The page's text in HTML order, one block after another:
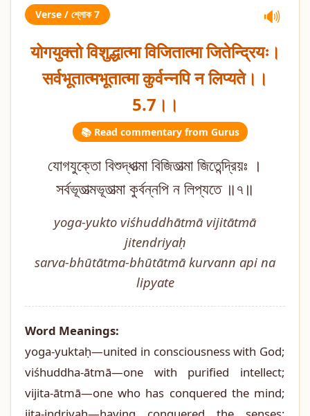
Verse / শ্লোক 7 🔊
योगयुक्तो विशुद्धात्मा विजितात्मा जितेन्द्रियः।
सर्वभूतात्मभूतात्मा कुर्वन्नपि न लिप्यते।।
5.7।।
📚 Read commentary from Gurus
যোগযুক্তো বিশুদ্ধাত্মা বিজিতাত্মা জিতেন্দ্রিয়ঃ ।
সর্বভূতাত্মভূতাত্মা কুর্বন্নপি ন লিপ্যতে ॥৭॥
yoga-yukto viśhuddhātmā vijitātmā
jitendriyaḥ
sarva-bhūtātma-bhūtātmā kurvann api na
lipyate
Word Meanings:
yoga-yuktaḥ—united in consciousness with God;
viśhuddha-ātmā—one with purified intellect;
vijita-ātmā—one who has conquered the mind;